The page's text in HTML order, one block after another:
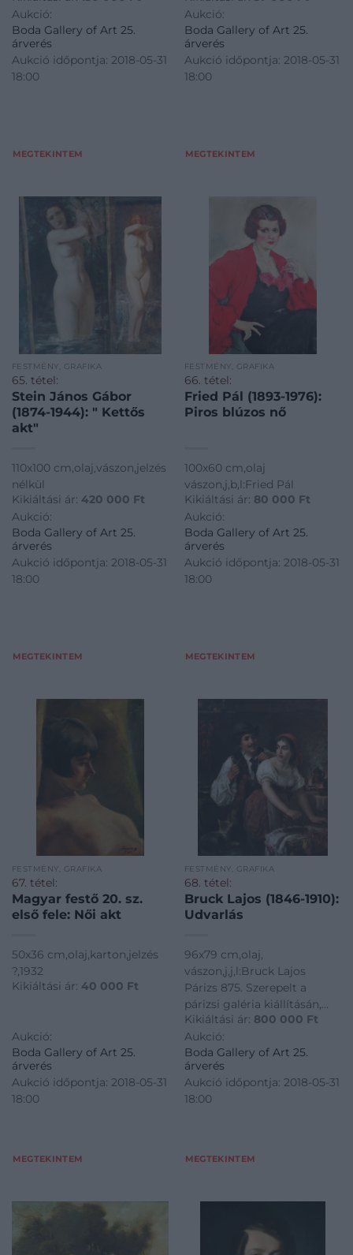
Aukció:
Boda Gallery of Art 25.
árverés
Aukció időpontja: 2018-05-31
18:00
MEGTEKINTEM
Aukció:
Boda Gallery of Art 25.
árverés
Aukció időpontja: 2018-05-31
18:00
MEGTEKINTEM
FESTMÉNY, GRAFIKA
65. tétel:
Stein János Gábor
(1874-1944): " Kettős
akt"
110x100 cm,olaj,vászon,jelzés
nélkül
Kikiáltási ár: 420 000 Ft
Aukció:
Boda Gallery of Art 25.
árverés
Aukció időpontja: 2018-05-31
18:00
MEGTEKINTEM
FESTMÉNY, GRAFIKA
66. tétel:
Fried Pál (1893-1976):
Piros blúzos nő
100x60 cm,olaj
vászon,j,b,l:Fried Pál
Kikiáltási ár: 80 000 Ft
Aukció:
Boda Gallery of Art 25.
árverés
Aukció időpontja: 2018-05-31
18:00
MEGTEKINTEM
FESTMÉNY, GRAFIKA
67. tétel:
Magyar festő 20. sz.
első fele: Női akt
50x36 cm,olaj,karton,jelzés
?,1932
Kikiáltási ár: 40 000 Ft
Aukció:
Boda Gallery of Art 25.
árverés
Aukció időpontja: 2018-05-31
18:00
MEGTEKINTEM
FESTMÉNY, GRAFIKA
68. tétel:
Bruck Lajos (1846-1910):
Udvarlás
96x79 cm,olaj,
vászon,j,j,l:Bruck Lajos
Párizs 875. Szerepelt a
párizsi galéria kiállításán,
1876-ban ,eredeti keretben
névtáblával.
Kikiáltási ár: 800 000 Ft
Aukció:
Boda Gallery of Art 25.
árverés
Aukció időpontja: 2018-05-31
18:00
MEGTEKINTEM